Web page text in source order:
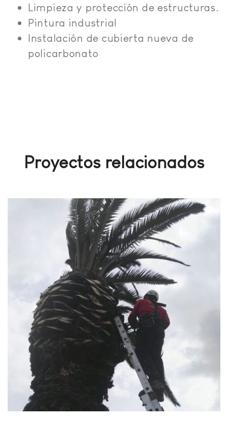
Limpieza y protección de estructuras.
Pintura industrial
Instalación de cubierta nueva de
policarbonato
Proyectos relacionados